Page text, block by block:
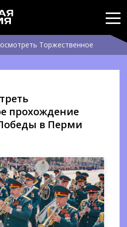
Торжественное
прохождение
в Перми